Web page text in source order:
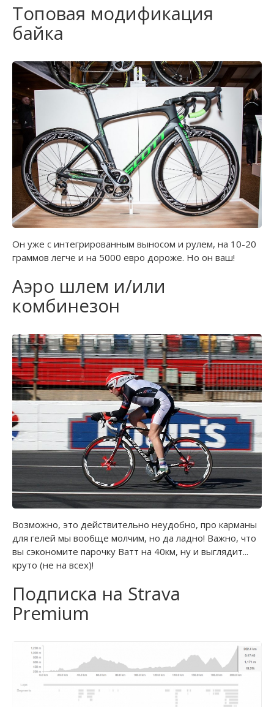
Топовая модификация
байка
Он уже с интегрированным выносом и рулем, на 10-20
граммов легче и на 5000 евро дороже. Но он ваш!
Аэро шлем и/или
комбинезон
Возможно, это действительно неудобно, про карманы
для гелей мы вообще молчим, но да ладно! Важно, что
вы сэкономите парочку Ватт на 40км, ну и выглядит...
круто (не на всех)!
Подписка на Strava
Premium